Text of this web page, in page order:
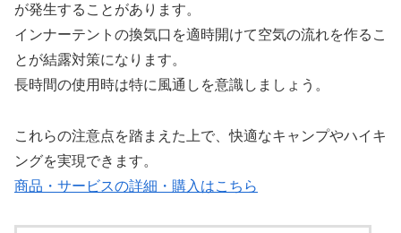
が発生することがあります。
インナーテントの換気口を適時開けて空気の流れを作るこ
とが結露対策になります。
長時間の使用時は特に風通しを意識しましょう。
これらの注意点を踏まえた上で、快適なキャンプやハイキ
ングを実現できます。
商品・サービスの詳細・購入はこちら